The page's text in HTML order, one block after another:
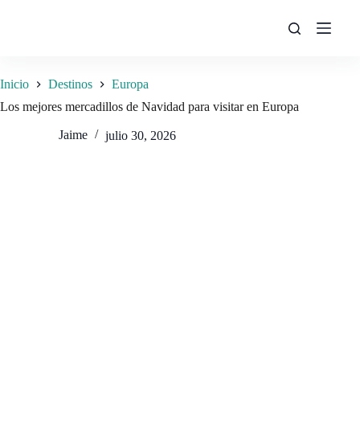
Inicio Destinos
Europa
Los mejores mercadillos de Navidad para visitar en Europa
Jaime julio 30, 2026